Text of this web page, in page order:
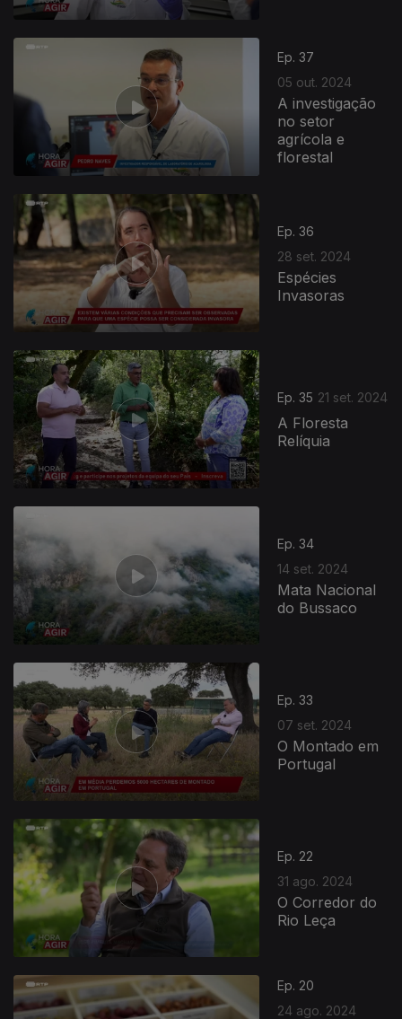
Ep. 37
05 out. 2024
A investigação
no setor
agrícola e
florestal
Ep. 36
28 set. 2024
Espécies
Invasoras
Ep. 35 21 set. 2024
A Floresta
Relíquia
Ep. 34
14 set. 2024
Mata Nacional
do Bussaco
Ep. 33
07 set. 2024
O Montado em
Portugal
Ep. 22
31 ago. 2024
O Corredor do
Rio Leça
Ep. 20
24 ago. 2024